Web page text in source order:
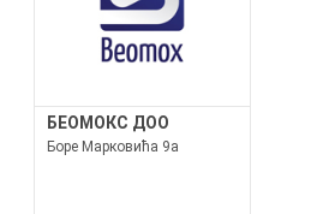
БЕОМОКС ДОО
Боре Марковића 9а